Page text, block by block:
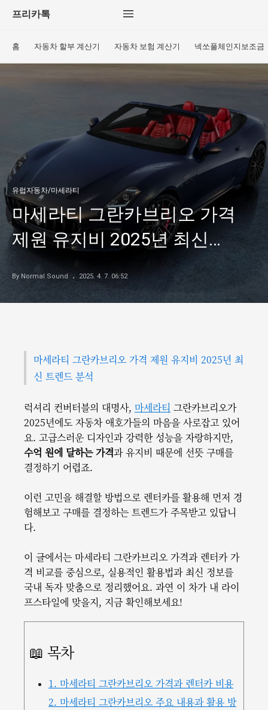
프리카톡
홈 자동차 할부 계산기 자동차 보험 계산기 넥쏘풀체인지보조금
유럽자동차/마세라티
마세라티 그란카브리오 가격
제원 유지비 2025년 최신
트렌드 분석
By Normal Sound 2025. 4. 7. 06:52
마세라티 그란카브리오 가격 제원 유지비 2025년 최
신 트렌드 분석
럭셔리 컨버터블의 대명사, 마세라티 그란카브리오가
2025년에도 자동차 애호가들의 마음을 사로잡고 있어
요. 고급스러운 디자인과 강력한 성능을 자랑하지만,
수억 원에 달하는 가격과 유지비 때문에 선뜻 구매를
결정하기 어렵죠.
이런 고민을 해결할 방법으로 렌터카를 활용해 먼저 경
험해보고 구매를 결정하는 트렌드가 주목받고 있답니
다.
이 글에서는 마세라티 그란카브리오 가격과 렌터카 가
격 비교를 중심으로, 실용적인 활용법과 최신 정보를
국내 독자 맞춤으로 정리했어요. 과연 이 차가 내 라이
프스타일에 맞을지, 지금 확인해보세요!
📖 목차
1. 마세라티 그란카브리오 가격과 렌터카 비용
2. 마세라티 그란카브리오 주요 내용과 활용 방